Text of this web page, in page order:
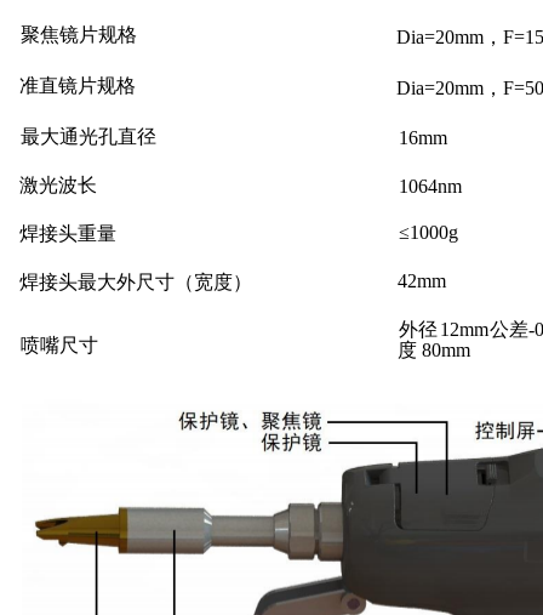
聚焦镜片规格 Dia=20mm，
准直镜片规格 Dia=20mm，
最大通光孔直径 16mm
激光波长 1064nm
焊接头重量 ≤1000g
焊接头最大外尺寸（宽度） 42mm
喷嘴尺寸
外径 12mm公差-
度 80mm